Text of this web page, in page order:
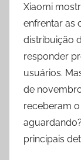
Xiaomi
enfrentar as
distribuição
responder
usuários.
de
receberam
principais